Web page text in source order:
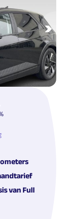
van Full